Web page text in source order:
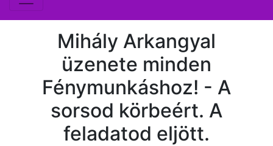
Mihály Arkangyal
üzenete minden
Fénymunkáshoz! - A
sorsod körbeért. A
feladatod eljött.